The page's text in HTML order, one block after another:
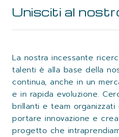
Unisciti al
La nostra incessante
talenti è alla base della
continua, anche in un
e in rapida evoluzione.
brillanti e team
portare innovazione e
progetto che